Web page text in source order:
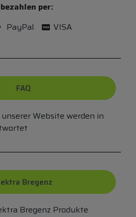
per:
PayPal
VISA
FAQ
Website werden in
Bregenz
Bregenz Produkte